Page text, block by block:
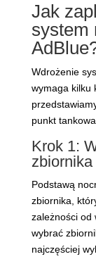
Jak
system
Wdrożenie
wymaga kilku
punkt
Krok 1:
zbiornika
Podstawą
zbiornika,
zależności od
wybrać
najczęściej